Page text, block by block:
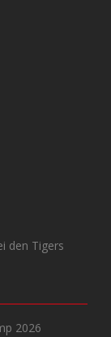
den Tigers
2026